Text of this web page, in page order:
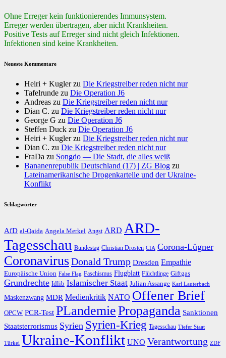
Ohne Erreger kein funktionierendes Immunsystem.
Erreger werden übertragen, aber nicht Krankheiten.
Positive Tests auf Erreger sind nicht gleich Infektionen.
Infektionen sind keine Krankheiten.
Neueste Kommentare
Heiri + Kuglerzu Die Kriegstreiber reden nicht nur
Tafelrunde zu Die Operation J6
Andreas zu Die Kriegstreiber reden nicht nur
Dian C. zu Die Kriegstreiber reden nicht nur
George G zu Die Operation J6
Steffen Duck zu Die Operation J6
Heiri + Kuglerzu Die Kriegstreiber reden nicht nur
Dian C. zu Die Kriegstreiber reden nicht nur
FraDa zu Songdo — Die Stadt, die alles weiß
Bananenrepublik Deutschland (17) | ZG Blog zu
Lateinamerikanische Drogenkartelle und der Ukraine-
Konflikt
Schlagwörter
AfD al-Qaida Angela Merkel Angst ARD ARD-
Tagesschau Bundestag Christian Drosten CIA Corona-Lügner
CoronavirusDonald Trump Dresden Empathie
Europäische Union False Flag Faschismus Flugblatt Flüchtlinge Giftgas
Grundrechte Idlib Islamischer Staat Julian Assange Karl Lauterbach
Maskenzwang MDR Medienkritik NATO Offener Brief
OPCW PCR-Test PLandemiePropaganda Sanktionen
Staatsterrorismus Syrien Syrien-Krieg Tagesschau Tiefer Staat
Türkei Ukraine-Konflikt UNO Verantwortung ZDF